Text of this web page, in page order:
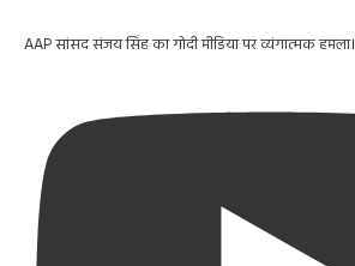
AAP सांसद संजय सिंह का गोदी मीडिया पर व्यंगात्मक हमला।